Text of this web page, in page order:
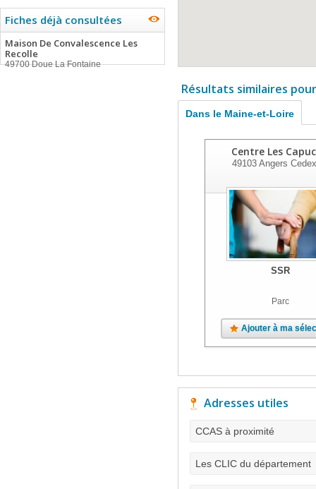
Fiches déjà consultées
Maison De Convalescence Les
Recolle
49700 Doue La Fontaine
Résultats similaires
Dans le Maine-et-Loire
Centre Les
49103Angers
SSR
Parc
Ajouter à ma
Adresses utiles
CCAS à proximité
Les CLIC du département